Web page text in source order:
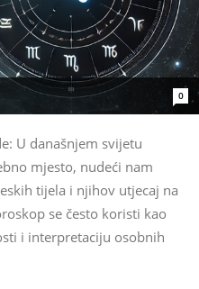
0
U današnjem svijetu
mjesto, nudeći nam
tijela i njihov utjecaj na
se često koristi kao
i interpretaciju osobnih